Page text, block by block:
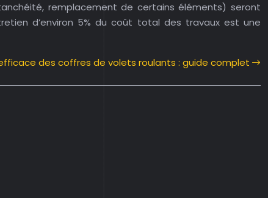
remplacement de certains éléments) seront
d’environ 5% du coût total des travaux est une
des coffres de volets roulants : guide complet